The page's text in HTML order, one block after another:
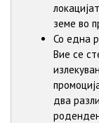
земе во
Со една
Вие се
два